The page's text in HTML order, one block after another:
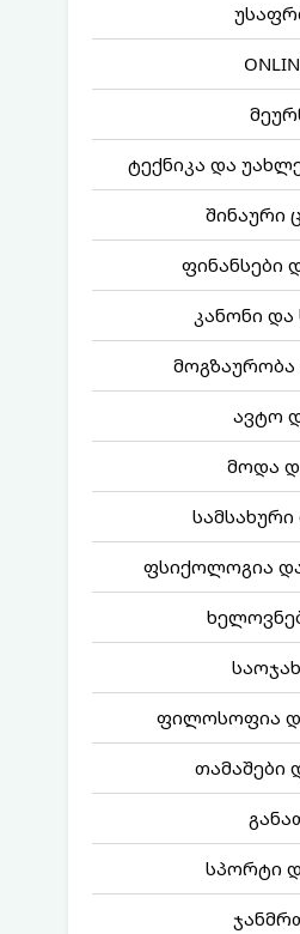
ტექნიკა და
შინაური
ფინანსები
კანონი
მოგზაურობა
ავტო
მოდა
ფსიქოლოგია
ფილოსოფია
თამაშები
სპორტი